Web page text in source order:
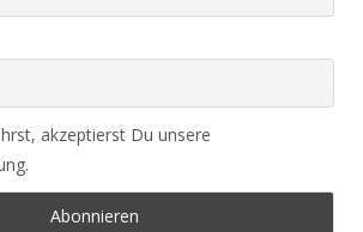
akzeptierst Du unsere